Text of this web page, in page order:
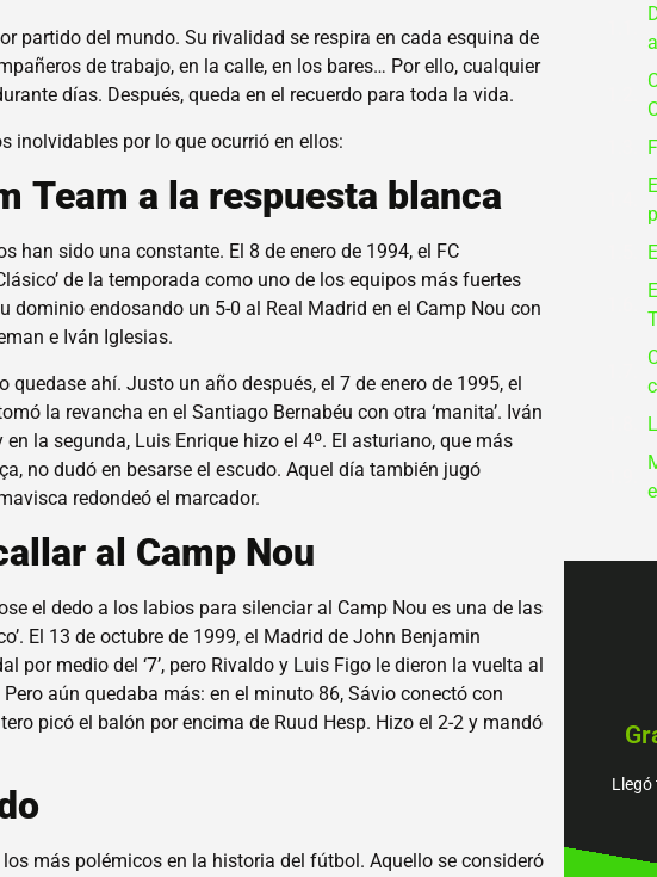
partido del mundo. Su rivalidad se respira en cada esquina de
de trabajo, en la calle, en los bares… Por ello, cualquier
días. Después, queda en el recuerdo para toda la vida.
inolvidables por lo que ocurrió en ellos:
Team a la respuesta blanca
han sido una constante. El 8 de enero de 1994, el FC
de la temporada como uno de los equipos más fuertes
dominio endosando un 5-0 al Real Madrid en el Camp Nou con
e Iván Iglesias.
ahí. Justo un año después, el 7 de enero de 1995, el
la revancha en el Santiago Bernabéu con otra ‘manita’. Iván
la segunda, Luis Enrique hizo el 4º. El asturiano, que más
no dudó en besarse el escudo. Aquel día también jugó
redondeó el marcador.
al Camp Nou
el dedo a los labios para silenciar al Camp Nou es una de las
El 13 de octubre de 1999, el Madrid de John Benjamin
por medio del ‘7’, pero Rivaldo y Luis Figo le dieron la vuelta al
aún quedaba más: en el minuto 86, Sávio conectó con
picó el balón por encima de Ruud Hesp. Hizo el 2-2 y mandó
más polémicos en la historia del fútbol. Aquello se consideró
Llegó